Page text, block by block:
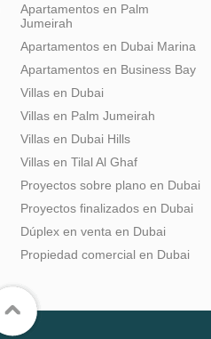
Apartamentos en Palm
Jumeirah
Apartamentos en Dubai Marina
Apartamentos en Business Bay
Villas en Dubai
Villas en Palm Jumeirah
Villas en Dubai Hills
Villas en Tilal Al Ghaf
Proyectos sobre plano en Dubai
Proyectos finalizados en Dubai
Dúplex en venta en Dubai
Propiedad comercial en Dubai